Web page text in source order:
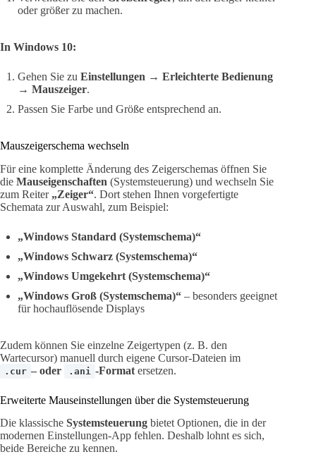
oder größer zu machen.
In Windows 10:
Gehen Sie zu Einstellungen → Erleichterte Bedienung
→ Mauszeiger.
Passen Sie Farbe und Größe entsprechend an.
Mauszeigerschema wechseln
Für eine komplette Änderung des Zeigerschemas öffnen Sie
die Mauseigenschaften (Systemsteuerung) und wechseln Sie
zum Reiter „Zeiger“. Dort stehen Ihnen vorgefertigte
Schemata zur Auswahl, zum Beispiel:
„Windows Standard (Systemschema)“
„Windows Schwarz (Systemschema)“
„Windows Umgekehrt (Systemschema)“
„Windows Groß (Systemschema)“ – besonders geeignet
für hochauflösende Displays
Zudem können Sie einzelne Zeigertypen (z. B. den
Wartecursor) manuell durch eigene Cursor-Dateien im
.cur – oder .ani -Format ersetzen.
Erweiterte Mauseinstellungen über die Systemsteuerung
Die klassische Systemsteuerung bietet Optionen, die in der
modernen Einstellungen-App fehlen. Deshalb lohnt es sich,
beide Bereiche zu kennen.